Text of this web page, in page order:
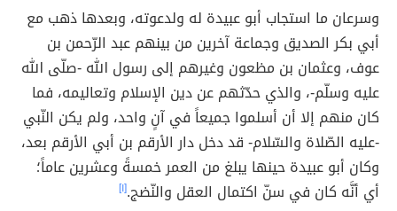
وسرعان ما استجاب أبو عبيدة له ولدعوته، وبعدها ذهب مع
أبي بكر الصديق وجماعة آخرين من بينهم عبد الرّحمن بن
عوف، وعثمان بن مظعون وغيرهم إلى رسول الله -صلّى الله
عليه وسلّم-، والذي حدّثهم عن دين الإسلام وتعاليمه، فما
كان منهم إلا أن أسلموا جميعاً في آنٍ واحد، ولم يكن النّبي
-عليه الصّلاة والسّلام- قد دخل دار الأرقم بن أبي الأرقم بعد،
وكان أبو عبيدة حينها يبلغ من العمر خمسةً وعشرين عاماً؛
أي أنَّه كان في سنّ اكتمال العقل والنّضج.[١]